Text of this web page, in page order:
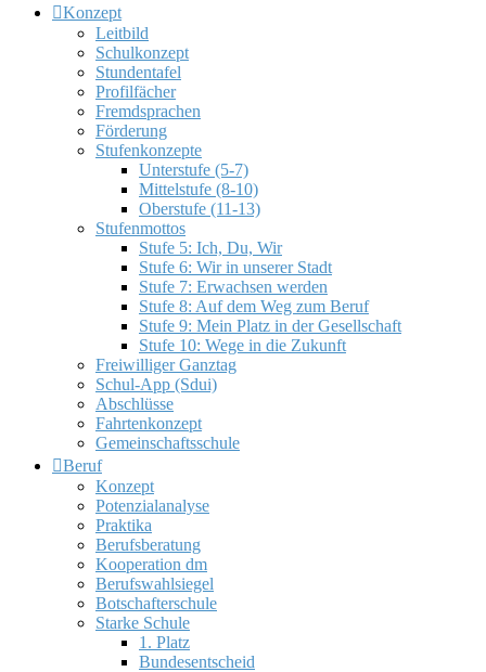
Konzept
Leitbild
Schulkonzept
Stundentafel
Profilfächer
Fremdsprachen
Förderung
Stufenkonzepte
Unterstufe (5-7)
Mittelstufe (8-10)
Oberstufe (11-13)
Stufenmottos
Stufe 5: Ich, Du, Wir
Stufe 6: Wir in unserer Stadt
Stufe 7: Erwachsen werden
Stufe 8: Auf dem Weg zum Beruf
Stufe 9: Mein Platz in der Gesellschaft
Stufe 10: Wege in die Zukunft
Freiwilliger Ganztag
Schul-App (Sdui)
Abschlüsse
Fahrtenkonzept
Gemeinschaftsschule
Beruf
Konzept
Potenzialanalyse
Praktika
Berufsberatung
Kooperation dm
Berufswahlsiegel
Botschafterschule
Starke Schule
1. Platz
Bundesentscheid